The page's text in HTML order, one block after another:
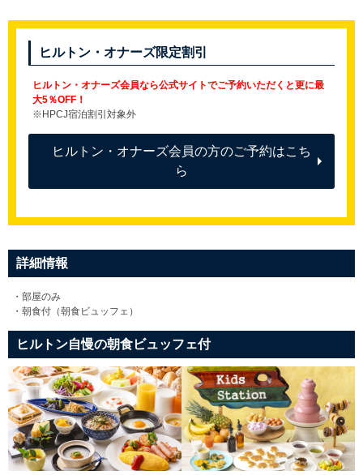
ヒルトン・オナーズ限定割引
ヒルトン・オナーズ会員なら公式サイトでご予約いただくと更に最
大5％OFF！
※HPCJ宿泊割引対象外
ヒルトン・オナーズ会員の方のご予約はこち
ら
詳細情報
・部屋のみ
・朝食付（朝食ビュッフェ）
ヒルトン自慢の朝食ビュッフェ付